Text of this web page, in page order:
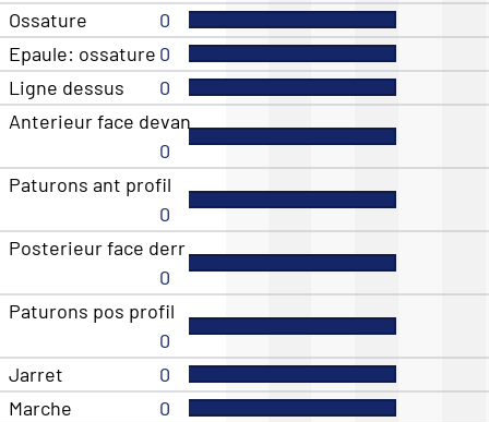
Ossature
0
Epaule: ossature 0
Ligne dessus
0
Anterieur face devan
0
Paturons ant profil
0
Posterieur face derr
0
Paturons pos profil
0
Jarret
0
Marche
0